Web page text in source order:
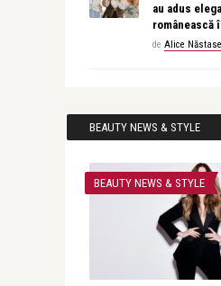
au adus
românească
de Alice
BEAUTY NEWS & STYLE
BEAUTY NEWS & STYLE